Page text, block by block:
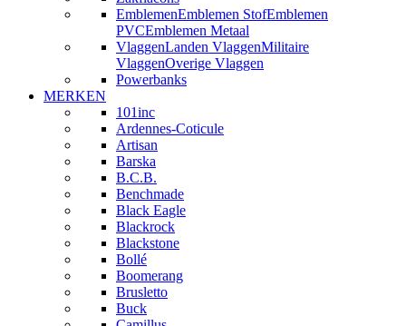
EmblemenEmblemen StofEmblemen
PVCEmblemen Metaal
VlaggenLanden VlaggenMilitaire
VlaggenOverige Vlaggen
Powerbanks
MERKEN
101inc
Ardennes-Coticule
Artisan
Barska
B.C.B.
Benchmade
Black Eagle
Blackrock
Blackstone
Bollé
Boomerang
Brusletto
Buck